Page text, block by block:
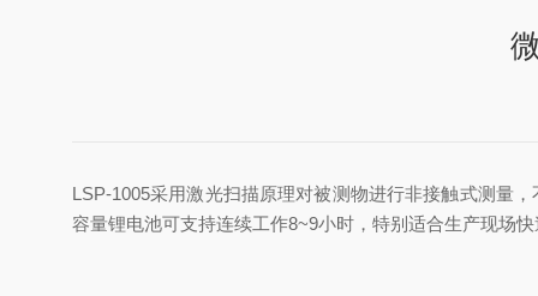
LSP-1005采用激光扫描原理对被测物进行非接触式测量
容量锂电池可支持连续工作8~9小时，特别适合生产现场快